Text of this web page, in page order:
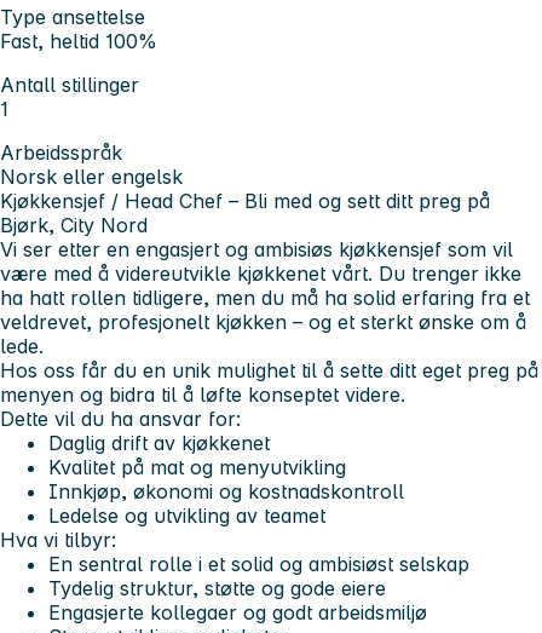
Type ansettelse
Fast, heltid 100%
Antall stillinger
1
Arbeidsspråk
Norsk eller engelsk
Kjøkkensjef / Head Chef – Bli med og sett ditt preg på
Bjørk, City Nord
Vi ser etter en engasjert og ambisiøs kjøkkensjef som vil
være med å videreutvikle kjøkkenet vårt. Du trenger ikke
ha hatt rollen tidligere, men du må ha solid erfaring fra et
veldrevet, profesjonelt kjøkken – og et sterkt ønske om å
lede.
Hos oss får du en unik mulighet til å sette ditt eget preg på
menyen og bidra til å løfte konseptet videre.
Dette vil du ha ansvar for:
Daglig drift av kjøkkenet
Kvalitet på mat og menyutvikling
Innkjøp, økonomi og kostnadskontroll
Ledelse og utvikling av teamet
Hva vi tilbyr:
En sentral rolle i et solid og ambisiøst selskap
Tydelig struktur, støtte og gode eiere
Engasjerte kollegaer og godt arbeidsmiljø